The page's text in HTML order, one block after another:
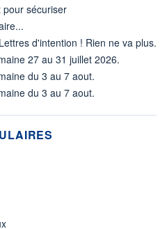
pour sécuriser
d'intention ! Rien ne va plus.
27 au 31 juillet 2026.
du 3 au 7 aout.
du 3 au 7 aout.